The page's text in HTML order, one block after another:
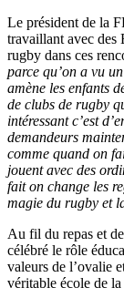
Le président de la
travaillant avec des
rugby dans ces
parce qu’on a vu
amène les enfants
de clubs de rugby
intéressant c’est
demandeurs
comme quand on
jouent avec des
fait on change les
magie du rugby et
Au fil du repas et
célébré le rôle
valeurs de l’ovalie
véritable école de